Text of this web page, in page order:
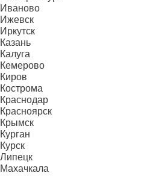
Иваново
Ижевск
Иркутск
Казань
Калуга
Кемерово
Киров
Кострома
Краснодар
Красноярск
Крымск
Курган
Курск
Липецк
Махачкала